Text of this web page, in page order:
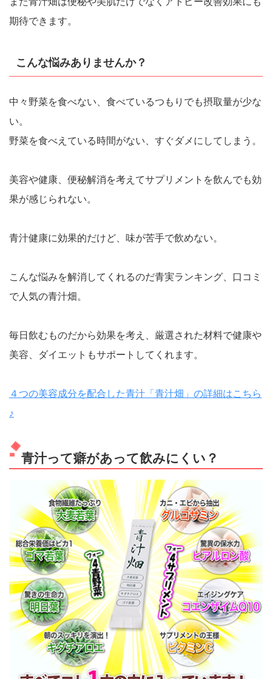
期待できます。
こんな悩みありませんか？
中々野菜を食べない、食べているつもりでも摂取量が少な
い。
野菜を食べえている時間がない、すぐダメにしてしまう。
美容や健康、便秘解消を考えてサプリメントを飲んでも効
果が感じられない。
青汁健康に効果的だけど、味が苦手で飲めない。
こんな悩みを解消してくれるのだ青実ランキング、口コミ
で人気の青汁畑。
毎日飲むものだから効果を考え、厳選された材料で健康や
美容、ダイエットもサポートしてくれます。
４つの美容成分を配合した青汁「青汁畑」の詳細はこちら
♪
青汁って癖があって飲みにくい？